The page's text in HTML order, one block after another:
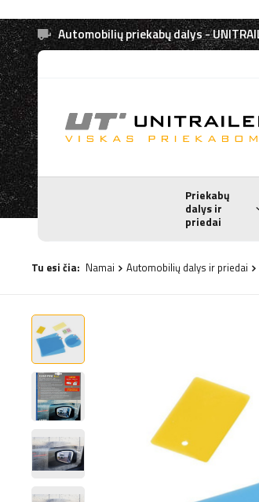
Automobilių priekabų dalys -
Priekabų
dalys ir
priedai
Tu esi čia: Namai Automobilių dalys ir priedai